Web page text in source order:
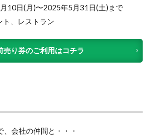
10日(月)〜2025年5月31日(土)まで
ト、レストラン
売り券のご利用はコチラ
会社の仲間と・・・